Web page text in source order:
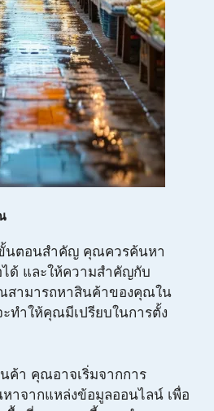
นตอนสำคัญ คุณควรค้นหา
ได้ และให้ความสำคัญกับ
ามารถหาสินค้าของคุณใน
ทำให้คุณมีเปรียบในการตั้ง
ค้า คุณอาจเริ่มจากการ
าจากแหล่งข้อมูลออนไลน์ เพื่อ